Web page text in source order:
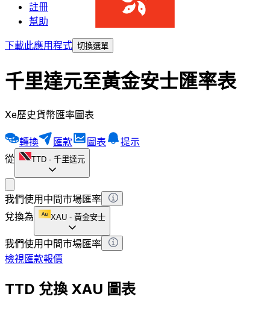
註冊
幫助
下載此應用程式 切換選單
千里達元至黃金安士匯率表
Xe歷史貨幣匯率圖表
轉換 匯款 圖表
提示
從
TTD - 千里達元
我們使用中間市場匯率
兌換為
XAU - 黃金安士
我們使用中間市場匯率
檢視匯款報價
TTD 兌換 XAU 圖表